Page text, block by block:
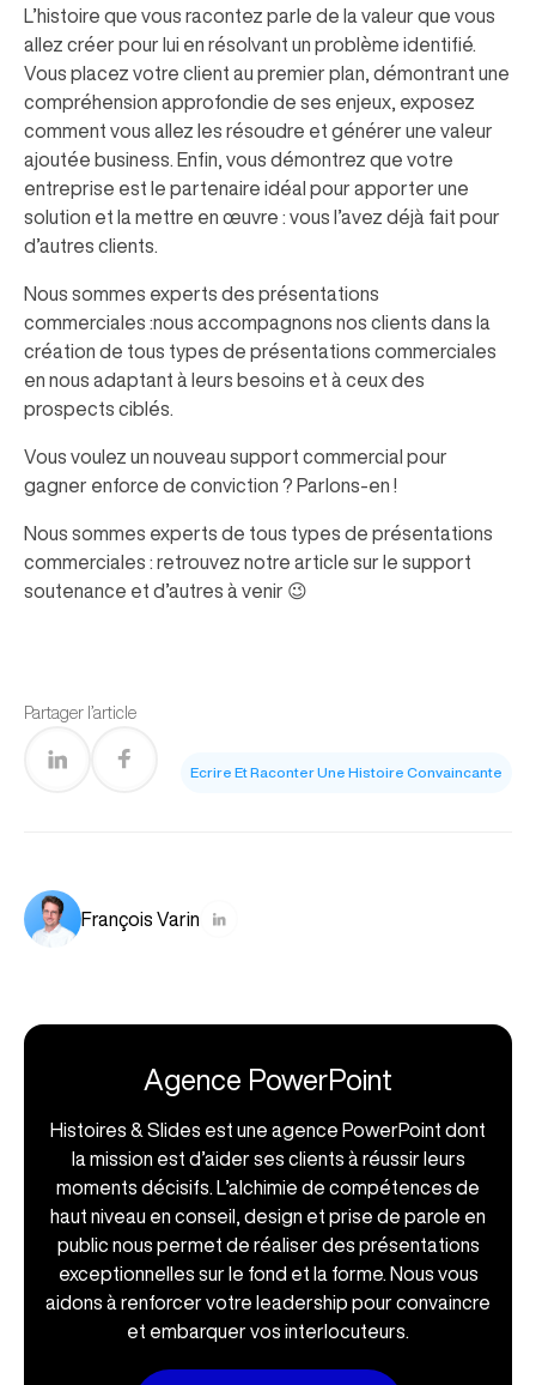
L’histoire que vous racontez parle de la valeur que vous
allez créer pour lui en résolvant un problème identifié.
Vous placez votre client au premier plan, démontrant une
compréhension approfondie de ses enjeux, exposez
comment vous allez les résoudre et générer une valeur
ajoutée business. Enfin, vous démontrez que votre
entreprise est le partenaire idéal pour apporter une
solution et la mettre en œuvre : vous l’avez déjà fait pour
d’autres clients.
Nous sommes experts des présentations
commerciales :nous accompagnons nos clients dans la
création de tous types de présentations commerciales
en nous adaptant à leurs besoins et à ceux des
prospects ciblés.
Vous voulez un nouveau support commercial pour
gagner enforce de conviction ? Parlons-en !
Nous sommes experts de tous types de présentations
commerciales : retrouvez notre article sur le support
soutenance et d’autres à venir 😉
Partager l’article
Ecrire Et Raconter Une Histoire Convaincante
François Varin
Agence PowerPoint
Histoires & Slides est une agence PowerPoint dont
la mission est d’aider ses clients à réussir leurs
moments décisifs. L’alchimie de compétences de
haut niveau en conseil, design et prise de parole en
public nous permet de réaliser des présentations
exceptionnelles sur le fond et la forme. Nous vous
aidons à renforcer votre leadership pour convaincre
et embarquer vos interlocuteurs.